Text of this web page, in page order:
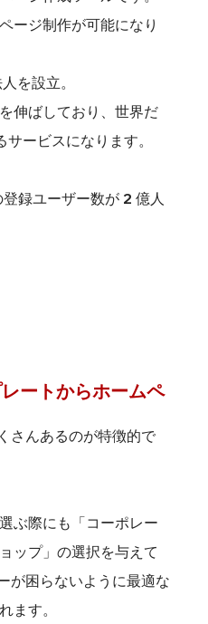
ージ制作が可能になり
を設立。
伸ばしており、世界だ
ービスになります。
録ユーザー数が 2 億人
ートからホームペ
さんあるのが特徴的で
ぶ際にも「コーポレー
ップ」の選択を与えて
が困らないように最適な
ます。